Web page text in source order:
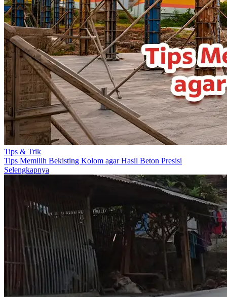
Tips & Trik
Tips Memilih Bekisting Kolom agar Hasil Beton Presisi
Selengkapnya